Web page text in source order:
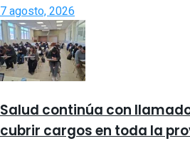
7 agosto, 2026
Salud continúa con
cubrir cargos en toda la